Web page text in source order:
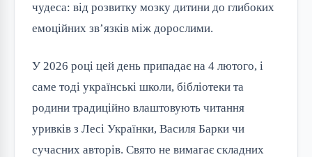
чудеса: від розвитку мозку дитини до глибоких
емоційних зв’язків між дорослими.
У 2026 році цей день припадає на 4 лютого, і
саме тоді українські школи, бібліотеки та
родини традиційно влаштовують читання
уривків з Лесі Українки, Василя Барки чи
сучасних авторів. Свято не вимагає складних